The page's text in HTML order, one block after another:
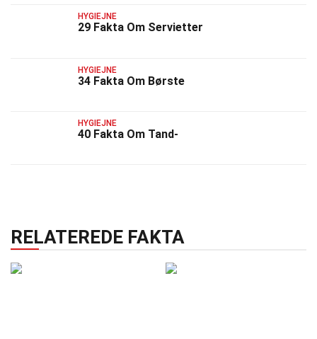
HYGIEJNE
29 Fakta Om Servietter
HYGIEJNE
34 Fakta Om Børste
HYGIEJNE
40 Fakta Om Tand-
RELATEREDE FAKTA